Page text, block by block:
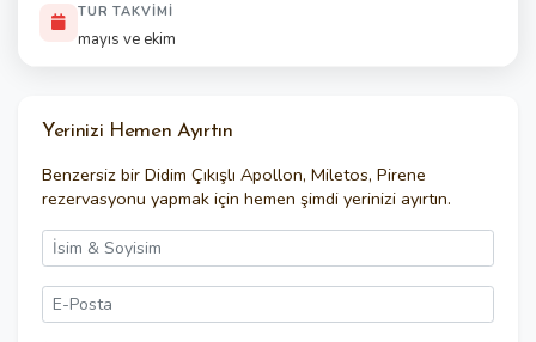
TUR TAKVIMI
mayıs ve ekim
Yerinizi Hemen Ayırtın
Benzersiz bir Didim Çıkışlı Apollon, Miletos, Pirene
rezervasyonu yapmak için hemen şimdi yerinizi ayırtın.